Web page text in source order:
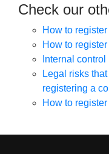
Check our
How to
How to
Internal
Legal risks
registering a
How to